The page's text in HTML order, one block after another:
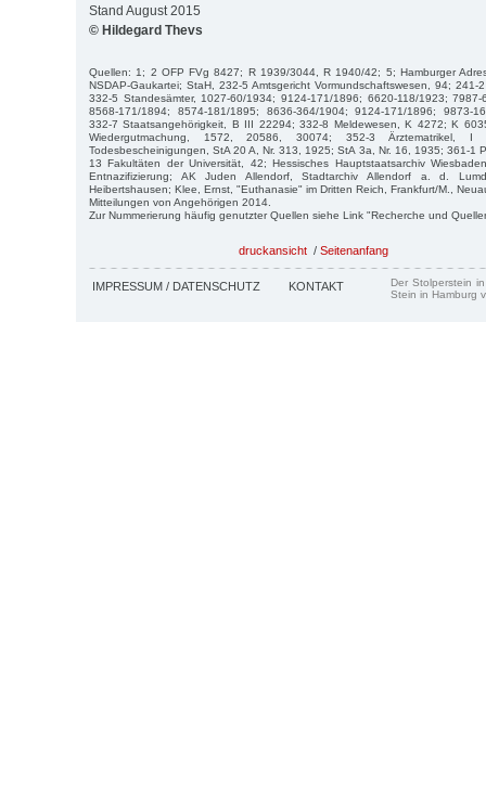
Stand August 2015
© Hildegard Thevs
Quellen: 1; 2 OFP FVg 8427; R 1939/3044, R 1940/42; 5; Hamburger
NSDAP-Gaukartei; StaH, 232-5 Amtsgericht Vormundschaftswesen, 94; 241-
332-5 Standesämter, 1027-60/1934; 9124-171/1896; 6620-118/1923;
8568-171/1894; 8574-181/1895; 8636-364/1904; 9124-171/1896; 9873-
332-7 Staatsangehörigkeit, B III 22294; 332-8 Meldewesen, K 4272; K
Wiedergutmachung, 1572, 20586, 30074; 352-3
Todesbescheinigungen, StA 20 A, Nr. 313, 1925; StA 3a, Nr. 16, 1935; 361-1
13 Fakultäten der Universität, 42; Hessisches Hauptstaatsarchiv
Entnazifizierung; AK Juden Allendorf, Stadtarchiv Allendorf a. d.
Heibertshausen; Klee, Ernst, "Euthanasie" im Dritten Reich, Frankfurt/M.,
Mitteilungen von Angehörigen 2014.
Zur Nummerierung häufig genutzter Quellen siehe Link "Recherche und
druckansicht / Seitenanfang
IMPRESSUM / DATENSCHUTZ KONTAKT
Der Stolperstein
Stein in Hamburg